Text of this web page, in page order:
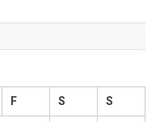
F S S